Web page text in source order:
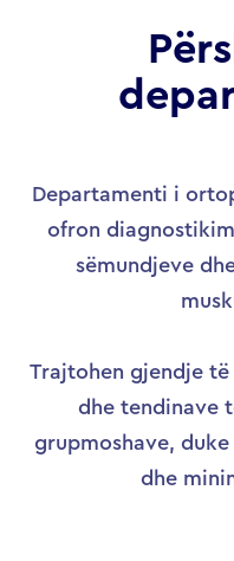
Departamenti i
ofron
sëmundjeve
Trajtohen gjendje
dhe tendinave
grupmoshave,
dhe